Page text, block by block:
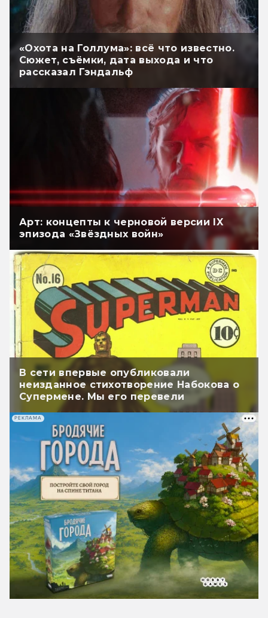
«Охота на Голлума»: всё что известно.
Сюжет, съёмки, дата выхода и что
рассказал Гэндальф
Арт: концепты к черновой версии IX
эпизода «Звёздных войн»
В сети впервые опубликовали
неизданное стихотворение Набокова о
Супермене. Мы его перевели
РЕКЛАМА